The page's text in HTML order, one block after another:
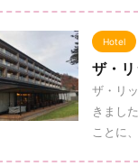
Hotel
ザ・
ザ・リ
きまし
ことに